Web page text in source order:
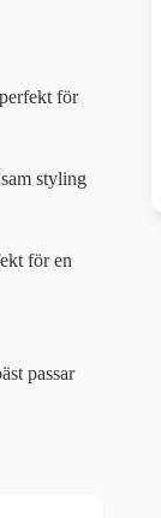
för
styling
för en
passar